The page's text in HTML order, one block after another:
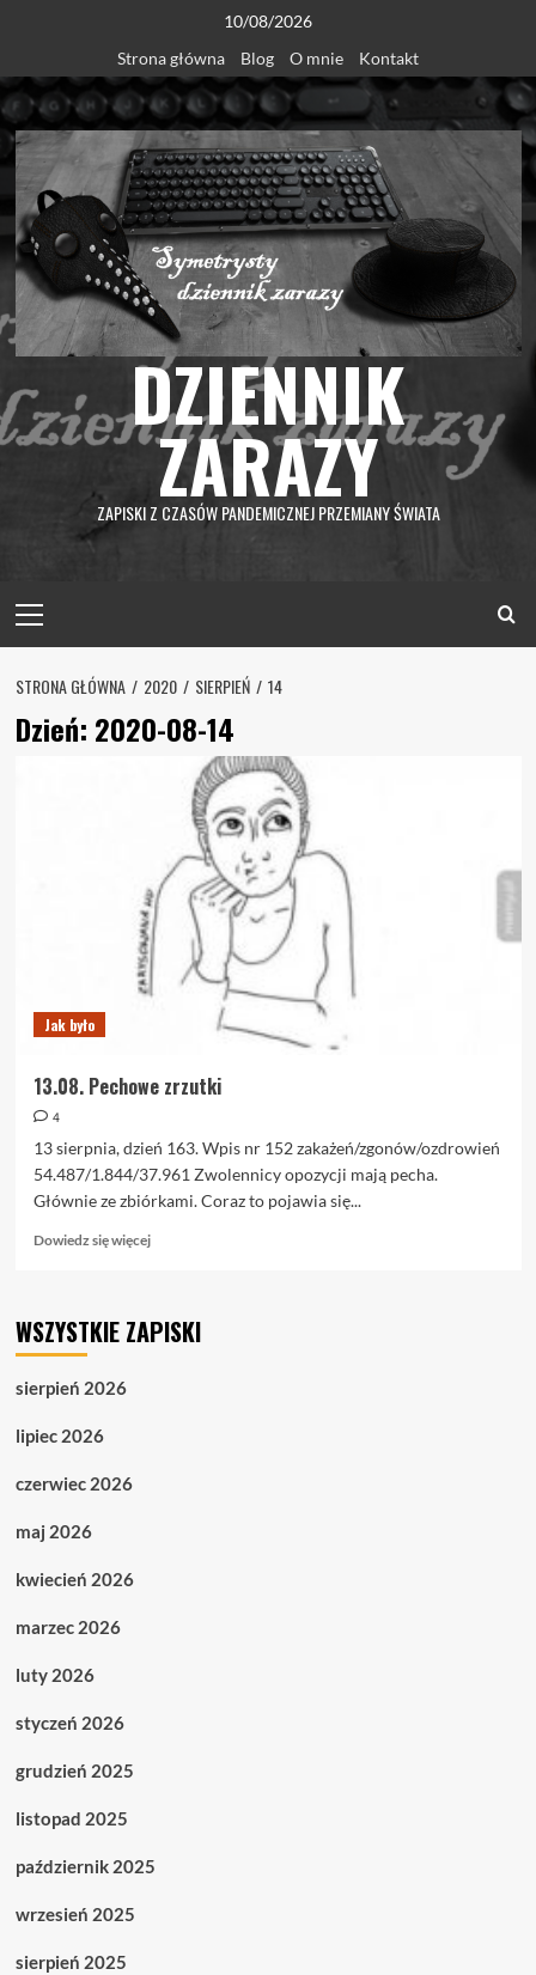
content
10/08/2026
Strona główna
Blog O mnie Kontakt
DZIENNIK
ZARAZY
ZAPISKI Z CZASÓW PANDEMICZNEJ PRZEMIANY ŚWIATA
Menu
STRONA GŁÓWNA 2020 SIERPIEŃ 14
Dzień: 2020-08-14
Jak było
13.08. Pechowe zrzutki
4
13 sierpnia, dzień 163. Wpis nr 152 zakażeń/zgonów/ozdrowień
54.487/1.844/37.961 Zwolennicy opozycji mają pecha.
Głównie ze zbiórkami. Coraz to pojawia się...
Dowiedz się więcejDowiedz
13.08.
WSZYSTKIE ZAPISKI
sierpień 2026
lipiec 2026
czerwiec 2026
maj 2026
kwiecień 2026
marzec 2026
luty 2026
styczeń 2026
grudzień 2025
listopad 2025
październik 2025
wrzesień 2025
sierpień 2025